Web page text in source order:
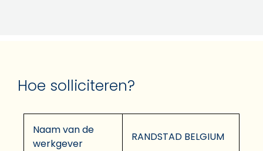
Hoe solliciteren?
Naam van de
werkgever
RANDSTAD BELGIUM